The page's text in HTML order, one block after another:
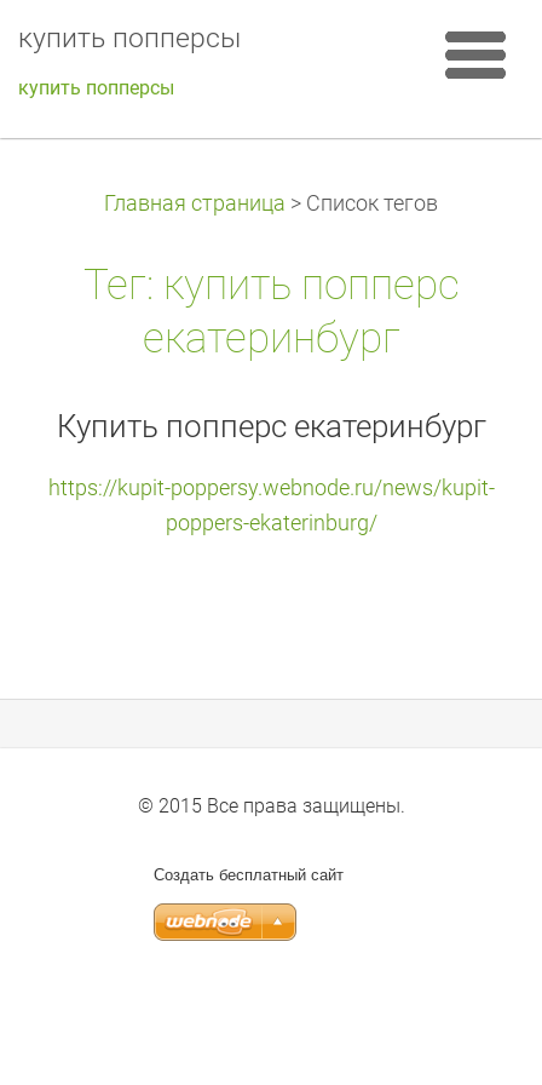
купить попперсы
купить попперсы
Главная страница > Список тегов
Тег: купить попперс
екатеринбург
Купить попперс екатеринбург
https://kupit-poppersy.webnode.ru/news/kupit-
poppers-ekaterinburg/
© 2015 Все права защищены.
Создать бесплатный сайт